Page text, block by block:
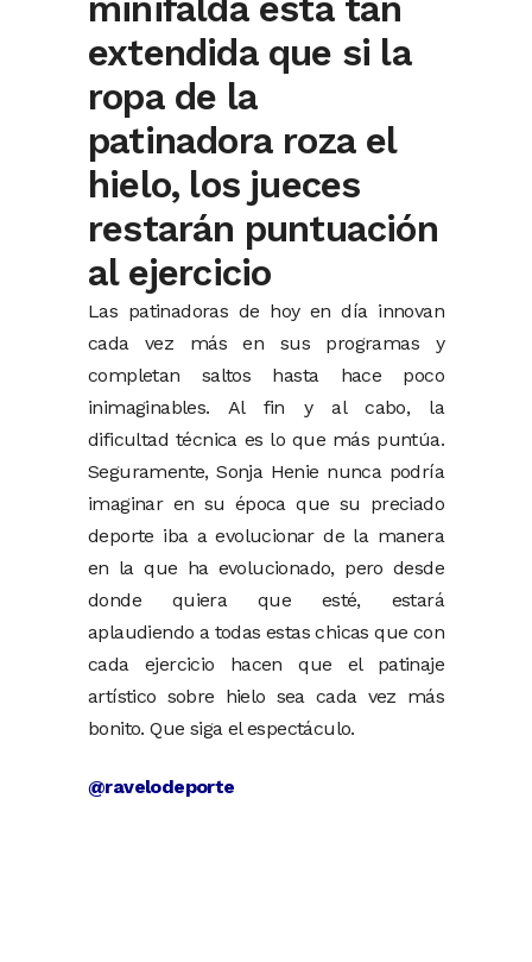
minifalda está tan
extendida que si la
ropa de la
patinadora roza el
hielo, los jueces
restarán puntuación
al ejercicio
Las patinadoras de hoy en día innovan
cada vez más en sus programas y
completan saltos hasta hace poco
inimaginables. Al fin y al cabo, la
dificultad técnica es lo que más puntúa.
Seguramente, Sonja Henie nunca podría
imaginar en su época que su preciado
deporte iba a evolucionar de la manera
en la que ha evolucionado, pero desde
donde quiera que esté, estará
aplaudiendo a todas estas chicas que con
cada ejercicio hacen que el patinaje
artístico sobre hielo sea cada vez más
bonito. Que siga el espectáculo.
@ravelodeporte